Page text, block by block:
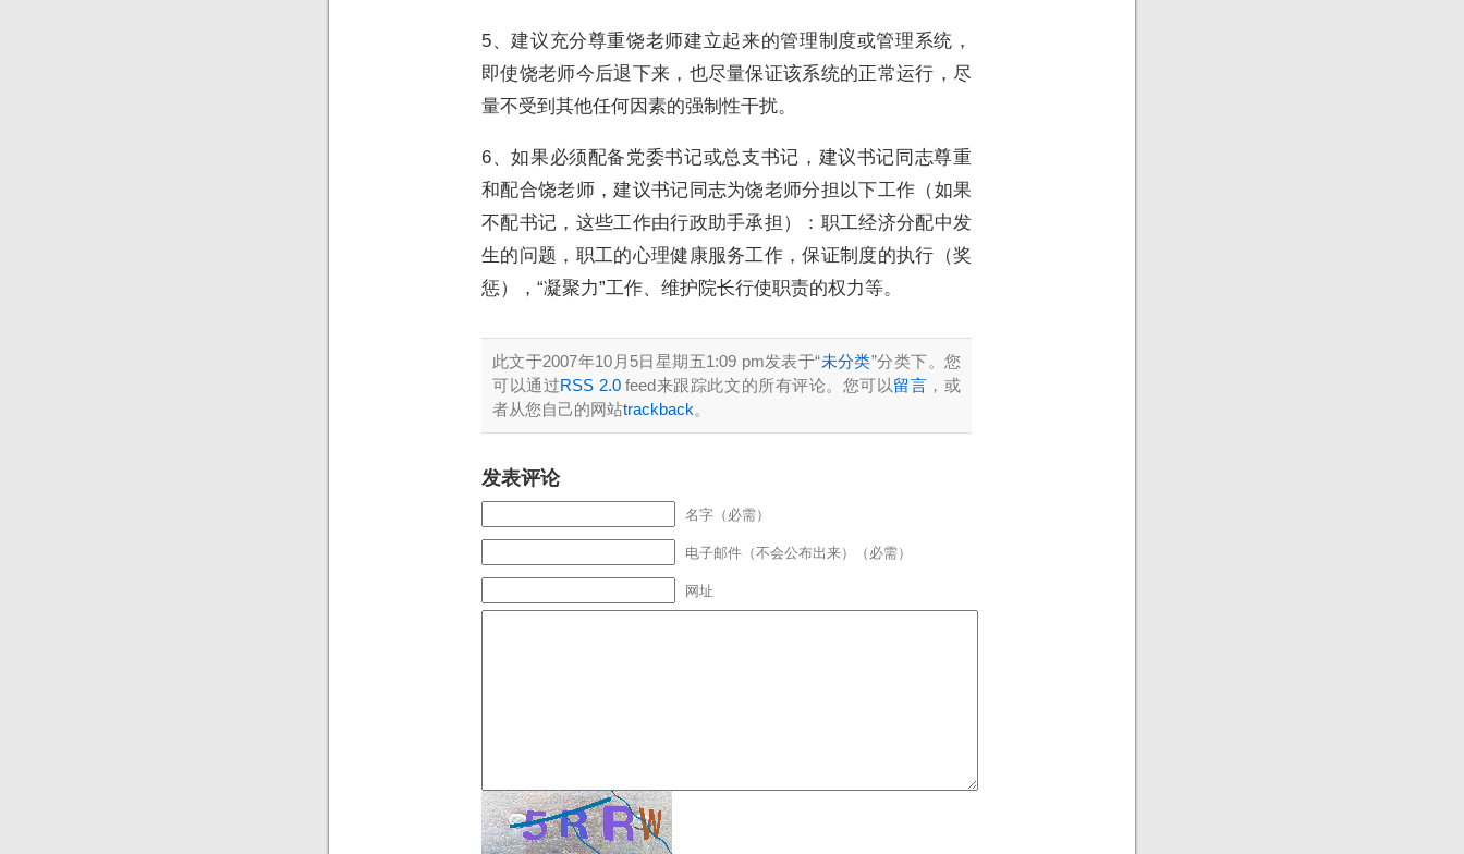
5、建议充分尊重饶老师建立起来的管理制度或管理系统，
即使饶老师今后退下来，也尽量保证该系统的正常运行，尽
量不受到其他任何因素的强制性干扰。
6、如果必须配备党委书记或总支书记，建议书记同志尊重
和配合饶老师，建议书记同志为饶老师分担以下工作（如果
不配书记，这些工作由行政助手承担）：职工经济分配中发
生的问题，职工的心理健康服务工作，保证制度的执行（奖
惩），“凝聚力”工作、维护院长行使职责的权力等。
此文于2007年10月5日星期五1:09 pm发表于“未分类”分类下。您
可以通过RSS 2.0feed来跟踪此文的所有评论。您可以留言 ，或
者从您自己的网站trackback。
发表评论
名字（必需）
电子邮件（不会公布出来）（必需）
网址